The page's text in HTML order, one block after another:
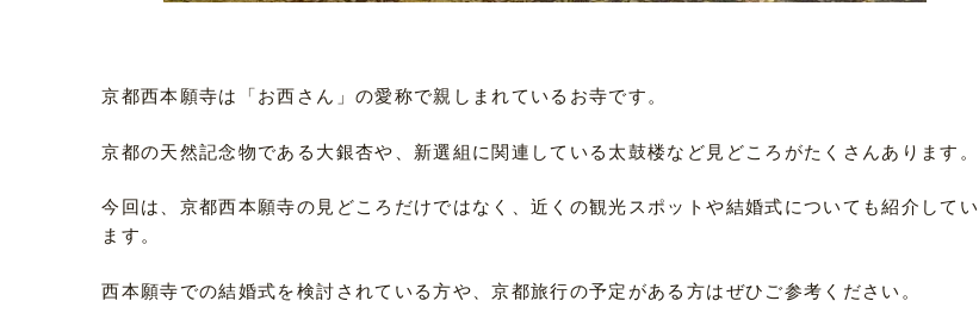
京都西本願寺は「お西さん」の愛称で親しまれているお寺です。
京都の天然記念物である大銀杏や、新選組に関連している太鼓楼など見どころがたくさんあります。
今回は、京都西本願寺の見どころだけではなく、近くの観光スポットや結婚式についても紹介してい
ます。
西本願寺での結婚式を検討されている方や、京都旅行の予定がある方はぜひご参考ください。